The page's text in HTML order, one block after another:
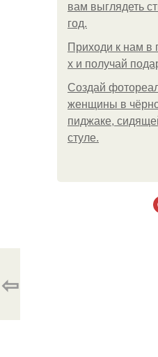
вам выглядеть
год.
Приходи к нам в
х и получай
Создай
женщины в
пиджаке,
стуле.
⇦